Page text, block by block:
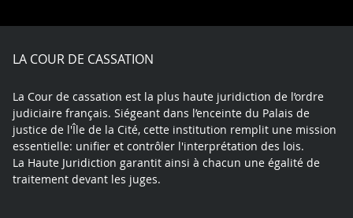
X
FacebookYoutubeLinkedInInstagram
LA COUR DE CASSATION
La Cour de cassation est la plus haute juridiction de l’ordre
judiciaire français. Siégeant dans l’enceinte du Palais de
justice de l'Île de la Cité, cette institution remplit une mission
essentielle: unifier et contrôler l'interprétation des lois.
La Haute Juridiction garantit ainsi à chacun une égalité de
traitement devant les juges.